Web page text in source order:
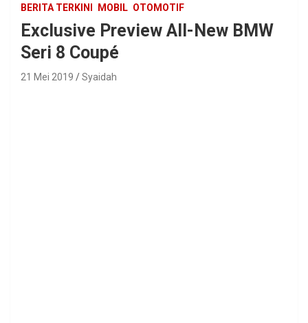
BERITA TERKINI MOBIL OTOMOTIF
Exclusive Preview All-New BMW
Seri 8 Coupé
21 Mei 2019 Syaidah